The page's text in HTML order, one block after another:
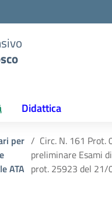
Didattica
per
ATA
Circ. N. 161
preliminare Esami
prot. 25923 del 21/